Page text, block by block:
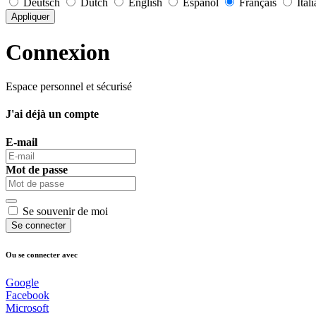
Deutsch Dutch English Español Français
Appliquer
Connexion
Espace personnel et sécurisé
J'ai déjà un compte
E-mail
Mot de passe
Se souvenir de moi
Se connecter
Ou se connecter avec
Google
Facebook
Microsoft